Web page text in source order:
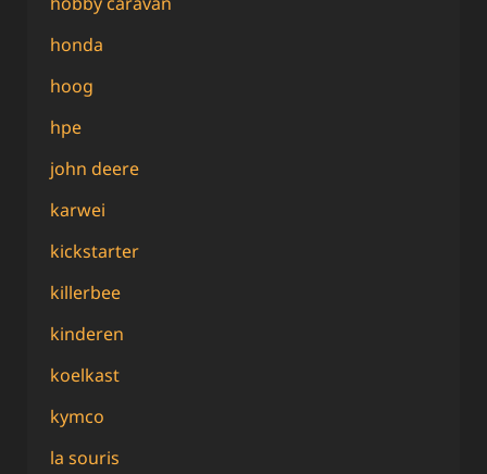
honda
hoog
hpe
john deere
karwei
kickstarter
killerbee
kinderen
koelkast
kymco
la souris